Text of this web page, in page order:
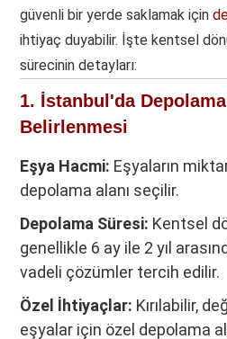
güvenli bir yerde saklamak için
ihtiyaç duyabilir. İşte kentsel
sürecinin detayları:
1. İstanbul'da Depolama
Belirlenmesi
Eşya Hacmi: Eşyaların
depolama alanı seçilir.
Depolama Süresi: Kentsel
genellikle 6 ay ile 2 yıl
vadeli çözümler tercih edilir.
Özel İhtiyaçlar: Kırılabilir,
eşyalar için özel depolama